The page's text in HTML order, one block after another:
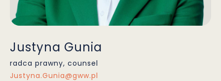
Justyna Gunia
radca prawny, counsel
Justyna.Gunia@gww.pl